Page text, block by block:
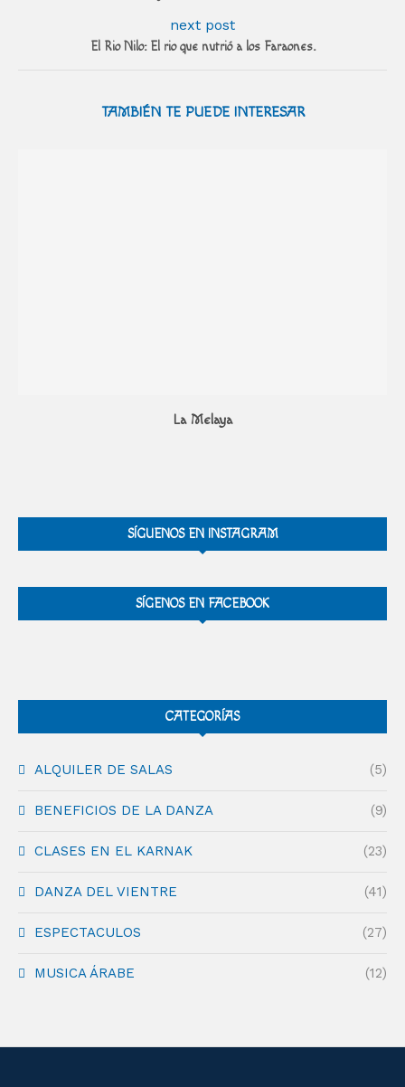
next post
El Rio Nilo: El rio que nutrió a los Faraones.
TAMBIÉN TE PUEDE INTERESAR
La Melaya
SÍGUENOS EN INSTAGRAM
SÍGENOS EN FACEBOOK
CATEGORÍAS
ALQUILER DE SALAS (5)
BENEFICIOS DE LA DANZA (9)
CLASES EN EL KARNAK (23)
DANZA DEL VIENTRE (41)
ESPECTACULOS (27)
MUSICA ÁRABE (12)